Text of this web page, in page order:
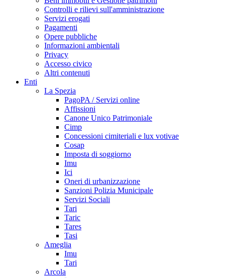
Controlli e rilievi sull'amministrazione
Servizi erogati
Pagamenti
Opere pubbliche
Informazioni ambientali
Privacy
Accesso civico
Altri contenuti
Enti
La Spezia
PagoPA / Servizi online
Affissioni
Canone Unico Patrimoniale
Cimp
Concessioni cimiteriali e lux votivae
Cosap
Imposta di soggiorno
Imu
Ici
Oneri di urbanizzazione
Sanzioni Polizia Municipale
Servizi Sociali
Tari
Taric
Tares
Tasi
Ameglia
Imu
Tari
Arcola